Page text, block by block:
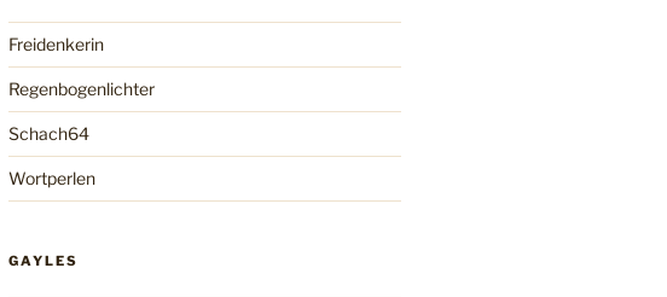
Freidenkerin
Regenbogenlichter
Schach64
Wortperlen
GAYLES